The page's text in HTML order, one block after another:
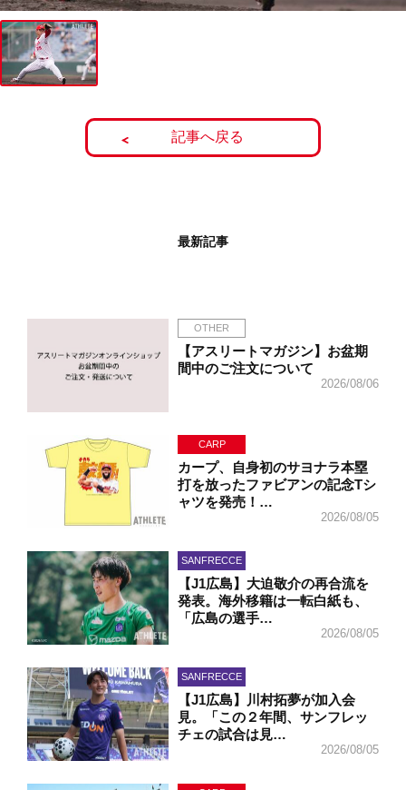
記事へ戻る
最新記事
OTHER
【アスリートマガジン】お盆期
間中のご注文について
2026/08/06
CARP
カープ、自身初のサヨナラ本塁
打を放ったファビアンの記念Tシ
ャツを発売！…
2026/08/05
SANFRECCE
【J1広島】大迫敬介の再合流を
発表。海外移籍は一転白紙も、
「広島の選手…
2026/08/05
SANFRECCE
【J1広島】川村拓夢が加入会
見。「この２年間、サンフレッ
チェの試合は見…
2026/08/05